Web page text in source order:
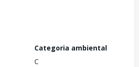
Categoria ambiental
C